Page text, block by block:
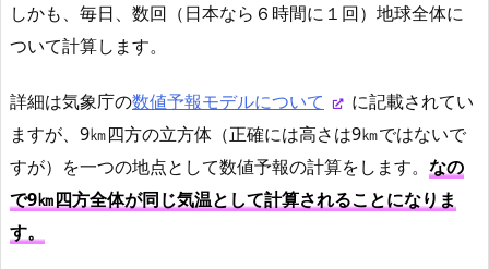
しかも、毎日、数回（日本なら６時間に１回）地球全体に
ついて計算します。
詳細は気象庁の数値予報モデルについて
に記載されてい
ますが、9㎞四方の立方体（正確には高さは9㎞ではないで
すが）を一つの地点として数値予報の計算をします。 なの
で9㎞四方全体が同じ気温として計算されることになりま
す。